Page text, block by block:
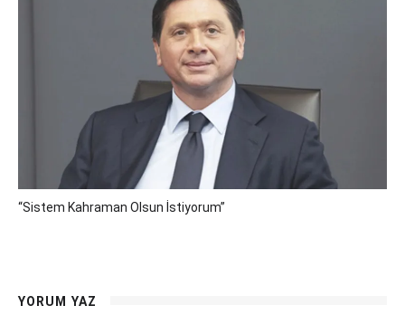
“Sistem Kahraman Olsun İstiyorum”
YORUM YAZ